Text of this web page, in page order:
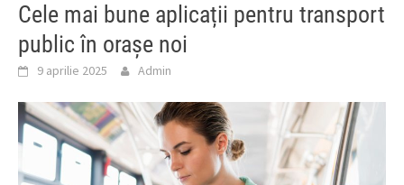
Cele mai bune aplicații pentru transport
public în orașe noi
9 aprilie 2025 Admin